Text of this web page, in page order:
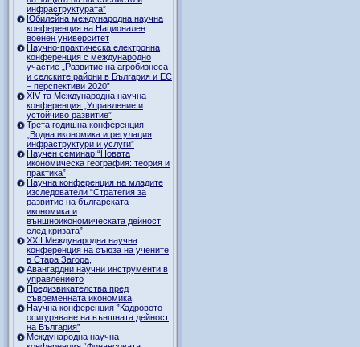
инфраструктурата”
Юбилейна международна научна
конференция на Национален
военен университет
Научно-практическа електронна
конференция с международно
участие „Развитие на агробизнеса
и селските райони в България и ЕС
– перспективи 2020”
XIV-та Международна научна
конференция „Управление и
устойчиво развитие”
Трета годишна конференция
„Водна икономика и регулация,
инфраструктури и услуги”
Научен семинар “Новата
икономическа география: теория и
практика”
Научна конференция на младите
изследователи “Стратегия за
развитие на българската
икономика и
външноикономическата дейност
след кризата”
ХХII Международна научна
конференция на съюза на учените
в Стара Загора,
Авангардни научни инструменти в
управлението
Предизвикателства пред
съвременната икономика
Научна конференция ”Кадровото
осигуряване на външната дейност
на България”
Международна научна